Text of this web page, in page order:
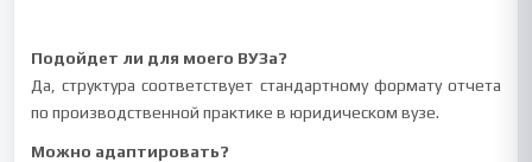
Подойдет ли для моего ВУЗа?
Да, структура соответствует стандартному формату отчета
по производственной практике в юридическом вузе.
Можно адаптировать?